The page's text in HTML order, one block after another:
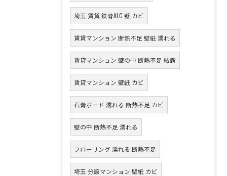
埼玉 賃貸 鉄骨ALC 壁 カビ
賃貸マンション 断熱不足 壁紙 濡れる
賃貸マンション 壁の中 断熱不足 結露
賃貸マンション 壁紙 カビ
石膏ボード 濡れる 断熱不足 カビ
壁の中 断熱不足 濡れる
フローリング 濡れる 断熱不足
埼玉 分譲マンション 壁紙 カビ